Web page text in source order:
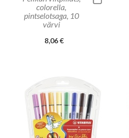
colorella,
pintselotsaga, 10
värvi
8,06 €